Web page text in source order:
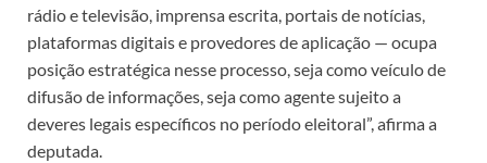
rádio e televisão, imprensa escrita, portais de notícias,
plataformas digitais e provedores de aplicação — ocupa
posição estratégica nesse processo, seja como veículo de
difusão de informações, seja como agente sujeito a
deveres legais específicos no período eleitoral”, afirma a
deputada.